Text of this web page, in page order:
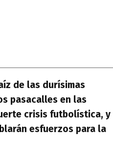
de las durísimas
pasacalles en las
crisis futbolística, y
esfuerzos para la